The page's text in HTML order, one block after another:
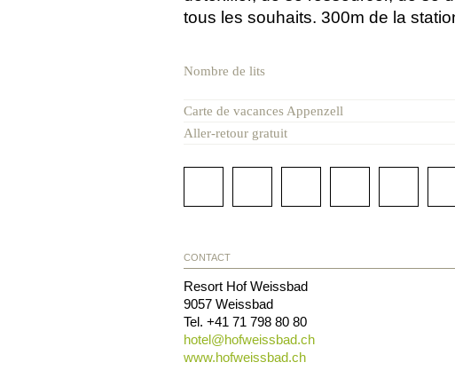
tous les souhaits. 300m de la
Nombre de lits
Carte de vacances Appenzell
Aller-retour gratuit
CONTACT
Resort Hof Weissbad
9057 Weissbad
Tel. +41 71 798 80 80
hotel@hofweissbad.ch
www.hofweissbad.ch